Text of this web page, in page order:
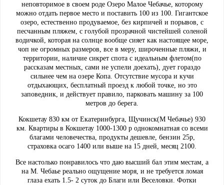
неповторимое в своем роде Озеро Малое Чебачье, которому
можно отдать первое место и поставить 100 из 100. Гигантское
озеро, естественно продуваемое, без кирпичей и порывов, с
песчанным пляжем, с голубой прозрачной чистейшей соленой
водичкой, которая на солнце вообще сияет как настоящее море,
чоп не огромных размеров, все в меру, широченные пляжи, и
территории, наличие сикрет спота с идеальным флетом(по
рассказам местных, сами не успели доехать), дует гораздо
сильнее чем на озере Копа. Отсутствие мусора и кучи
отдыхающих, бесплатный проезд к любой точке, но это
заповедник, и действует правило, парковать машину за 100
метров до берега.
Кокшетау 830 км от Екатеринбурга, Щучинск(М Чебачье) 930
км. Квартиры в Кокшетау 1000-1300 р однокомнатная со всеми
благами человечества, продукты дешевле, бензин 25р,
страховка осаго 1400 или выше на 15 дней, месяц 2100.
Все настолько понравилось что даю высший бал этим местам, а
на М. Чебаье реально ощущение моря, и не требуется ломая
глаза ехать 1.5- 2 суток до Благи или Веселовки. Фотки